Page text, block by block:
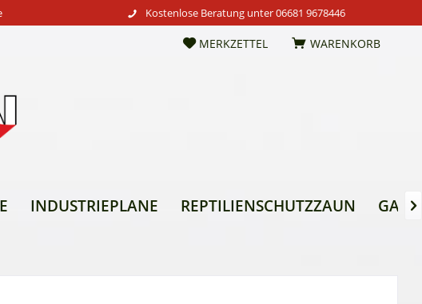
Kostenlose Beratung unter06681 9678446
WARENKORB
MERKZETTEL
INDUSTRIEPLANE REPTILIENSCHUTZZAUN 